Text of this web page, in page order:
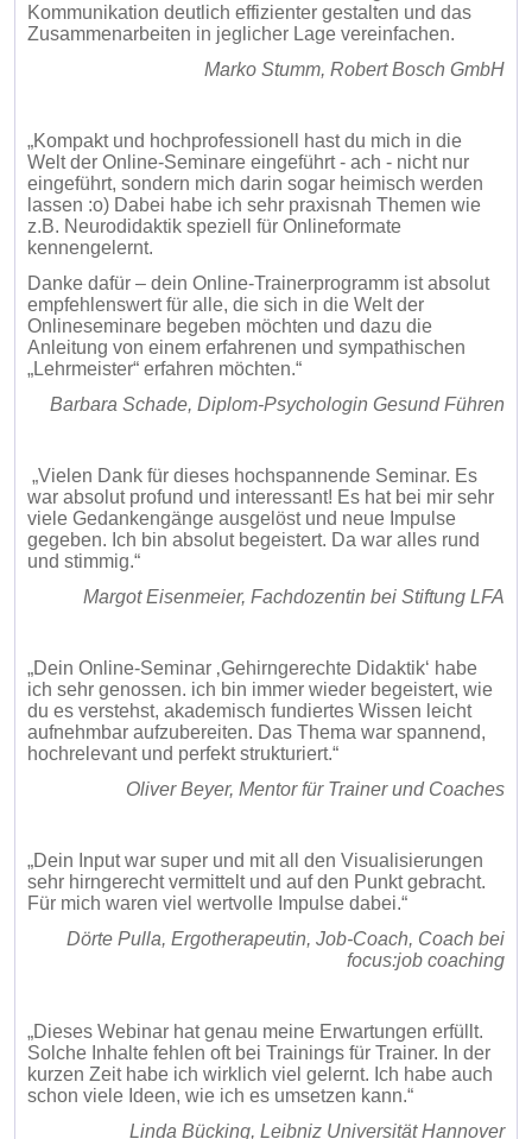
Kommunikation deutlich effizienter gestalten und das
Zusammenarbeiten in jeglicher Lage vereinfachen.
Marko Stumm, Robert Bosch GmbH
„Kompakt und hochprofessionell hast du mich in die
Welt der Online-Seminare eingeführt - ach - nicht nur
eingeführt, sondern mich darin sogar heimisch werden
lassen :o) Dabei habe ich sehr praxisnah Themen wie
z.B. Neurodidaktik speziell für Onlineformate
kennengelernt.
Danke dafür – dein Online-Trainerprogramm ist absolut
empfehlenswert für alle, die sich in die Welt der
Onlineseminare begeben möchten und dazu die
Anleitung von einem erfahrenen und sympathischen
„Lehrmeister“ erfahren möchten.“
Barbara Schade, Diplom-Psychologin Gesund Führen
„Vielen Dank für dieses hochspannende Seminar. Es
war absolut profund und interessant! Es hat bei mir sehr
viele Gedankengänge ausgelöst und neue Impulse
gegeben. Ich bin absolut begeistert. Da war alles rund
und stimmig.“
Margot Eisenmeier, Fachdozentin bei Stiftung LFA
„Dein Online-Seminar ‚Gehirngerechte Didaktik‘ habe
ich sehr genossen. ich bin immer wieder begeistert, wie
du es verstehst, akademisch fundiertes Wissen leicht
aufnehmbar aufzubereiten. Das Thema war spannend,
hochrelevant und perfekt strukturiert.“
Oliver Beyer, Mentor für Trainer und Coaches
„Dein Input war super und mit all den Visualisierungen
sehr hirngerecht vermittelt und auf den Punkt gebracht.
Für mich waren viel wertvolle Impulse dabei.“
Dörte Pulla, Ergotherapeutin, Job-Coach, Coach bei
focus:job coaching
„Dieses Webinar hat genau meine Erwartungen erfüllt.
Solche Inhalte fehlen oft bei Trainings für Trainer. In der
kurzen Zeit habe ich wirklich viel gelernt. Ich habe auch
schon viele Ideen, wie ich es umsetzen kann.“
Linda Bücking, Leibniz Universität Hannover